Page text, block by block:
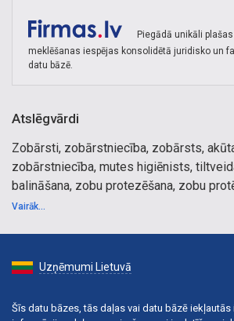
Piegādā unikāli
meklēšanas iespējas konsolidētā juridisko un
datu bāzē.
Atslēgvārdi
Zobārsti, zobārstniecība, zobārsts,
zobārstniecība, mutes higiēnists,
balināšana, zobu protezēšana, zobu
restaurācija, zobu ķirurģija,
dimanti, zobu akmentiņi, akmentiņi uz
plombas, zobu estētika, plombēšana,
implantācija, implantoloģija, protēzes,
Vairāk...
Uzņēmumi Lietuvā
Šīs datu bāzes, tās daļas vai datu bāzē